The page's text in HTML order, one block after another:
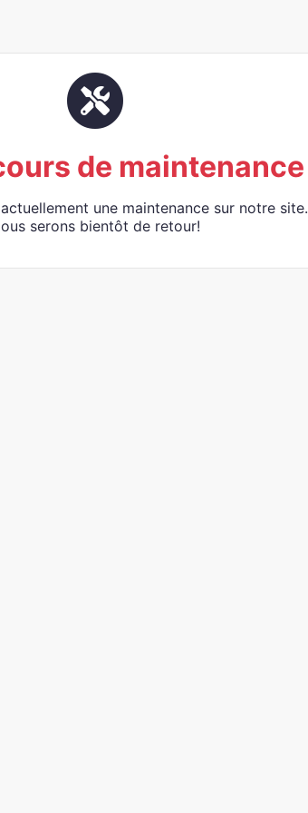
de maintenance
une maintenance sur notre site.
serons bientôt de retour!